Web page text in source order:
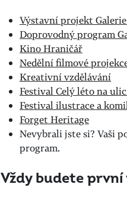
Výstavní projekt
Doprovodný program
Kino Hraničář
Nedělní filmové
Kreativní vzdělávání
Festival Celý léto na
Festival ilustrace a
Forget Heritage
Nevybrali jste si? Vaši
program.
Vždy budete první